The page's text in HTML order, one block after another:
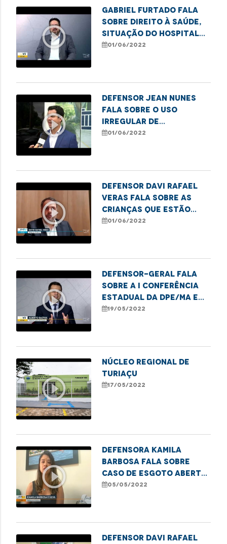
play_circle_outline
Gabriel Furtado fala
sobre direito à saúde,
situação do Hospital
da Criança, dentre
01/06/2022
play_circle_outline
Defensor Jean Nunes
fala sobre o uso
irregular de
agrotóxicos no
01/06/2022
play_circle_outline
Defensor Davi Rafael
Veras fala sobre as
crianças que estão
enfrentando
01/06/2022
play_circle_outline
Defensor-geral fala
sobre a I Conferência
Estadual da DPE/MA e
destaca avanços e
19/05/2022
play_circle_outline
NÚCLEO REGIONAL DE
TURIAÇU
17/05/2022
play_circle_outline
Defensora Kamila
Barbosa fala sobre
caso de esgoto aberto
em São Luís e explica
vias públicas em bom
05/05/2022
Defensor Davi Rafael